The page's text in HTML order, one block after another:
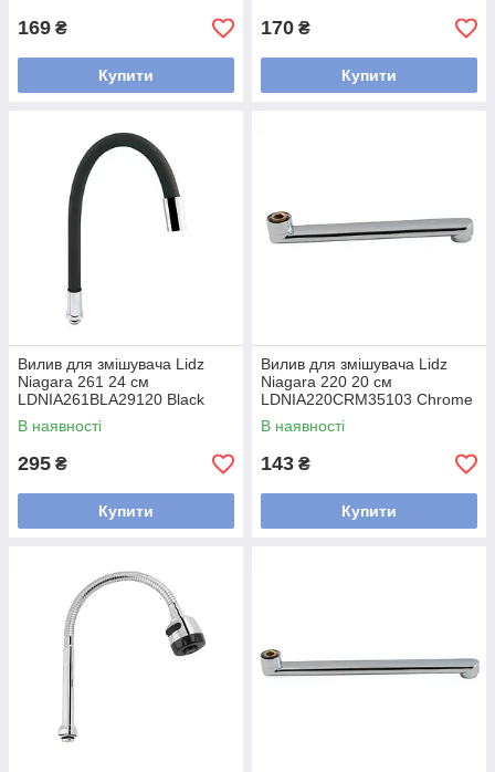
169 ₴
Купити
170 ₴
Купити
Вилив для змішувача Lidz
Niagara 261 24 см
LDNIA261BLA29120 Black
В наявності
295 ₴
Купити
Вилив для змішувача Lidz
Niagara 220 20 см
LDNIA220CRM35103 Chrome
В наявності
143 ₴
Купити